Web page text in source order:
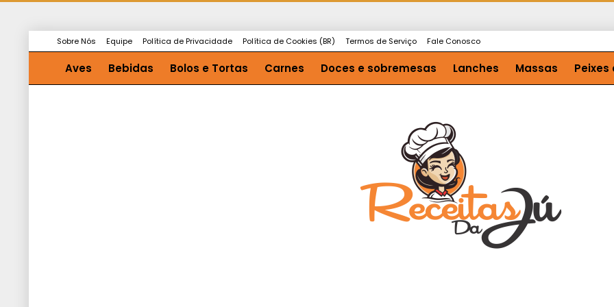
Sobre Nós Equipe Política de Privacidade Política de Cookies (BR) Termos de Serviço Fale Conosco
Aves Bebidas Bolos e Tortas Carnes Doces e sobremesas Lanches Massas Peixes